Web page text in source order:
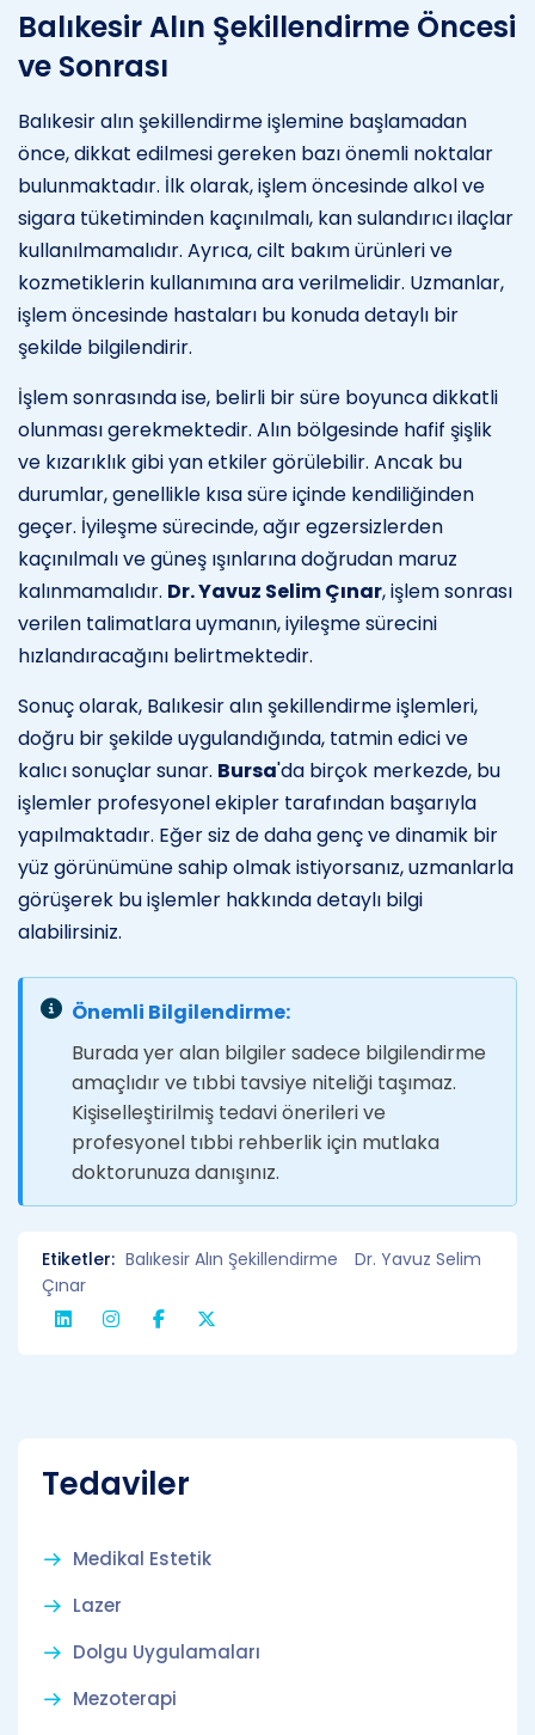
Balıkesir Alın Şekillendirme Öncesi
ve Sonrası
Balıkesir alın şekillendirme işlemine başlamadan
önce, dikkat edilmesi gereken bazı önemli noktalar
bulunmaktadır. İlk olarak, işlem öncesinde alkol ve
sigara tüketiminden kaçınılmalı, kan sulandırıcı ilaçlar
kullanılmamalıdır. Ayrıca, cilt bakım ürünleri ve
kozmetiklerin kullanımına ara verilmelidir. Uzmanlar,
işlem öncesinde hastaları bu konuda detaylı bir
şekilde bilgilendirir.
İşlem sonrasında ise, belirli bir süre boyunca dikkatli
olunması gerekmektedir. Alın bölgesinde hafif şişlik
ve kızarıklık gibi yan etkiler görülebilir. Ancak bu
durumlar, genellikle kısa süre içinde kendiliğinden
geçer. İyileşme sürecinde, ağır egzersizlerden
kaçınılmalı ve güneş ışınlarına doğrudan maruz
kalınmamalıdır. Dr. Yavuz Selim Çınar, işlem sonrası
verilen talimatlara uymanın, iyileşme sürecini
hızlandıracağını belirtmektedir.
Sonuç olarak, Balıkesir alın şekillendirme işlemleri,
doğru bir şekilde uygulandığında, tatmin edici ve
kalıcı sonuçlar sunar. Bursa'da birçok merkezde, bu
işlemler profesyonel ekipler tarafından başarıyla
yapılmaktadır. Eğer siz de daha genç ve dinamik bir
yüz görünümüne sahip olmak istiyorsanız, uzmanlarla
görüşerek bu işlemler hakkında detaylı bilgi
alabilirsiniz.
Önemli Bilgilendirme:
Burada yer alan bilgiler sadece bilgilendirme
amaçlıdır ve tıbbi tavsiye niteliği taşımaz.
Kişiselleştirilmiş tedavi önerileri ve
profesyonel tıbbi rehberlik için mutlaka
doktorunuza danışınız.
Etiketler: Balıkesir Alın Şekillendirme
Dr. Yavuz Selim
Çınar
Tedaviler
Medikal Estetik
Lazer
Dolgu Uygulamaları
Mezoterapi